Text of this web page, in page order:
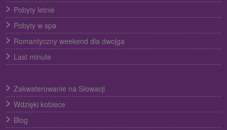
Pobyty letnie
Pobyty w spa
Romantyczny weekend dla dwojga
Last minute
Zakwaterowanie na Słowacji
Wdzięki kobiece
Blog